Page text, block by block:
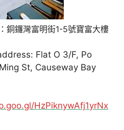
銅鑼灣富明街1-5號寶富大樓
Flat O 3/F, Po
St, Causeway Bay
HzPiknywAfj1yrNx